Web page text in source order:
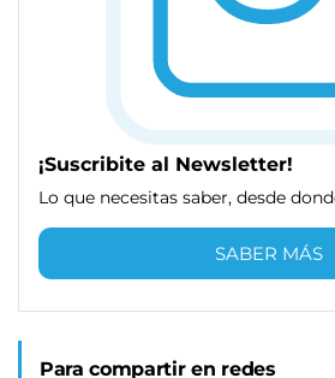
¡Suscribite al Newsletter!
Lo que necesitas saber, desde
SABER MÁS
Para compartir en redes